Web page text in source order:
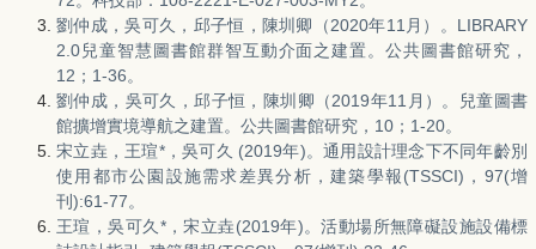
劉仲成，吳可久，邱子恒，陳圳卿（2020年11月）。LIBRARY
2.0兒童智慧圖書館群智互動介面之建置。公共圖書館研究，
12；1-36。
劉仲成，吳可久，邱子恒，陳圳卿（2019年11月）。兒童圖書
館擴增實境導航之建置。公共圖書館研究，10；1-20。
宋立垚，王瑄*，吳可久 (2019年)。通用設計理念下不同年齡別
使用都市公園設施需求差異分析，建築學報(TSSCI)，97(增
刊):61-77。
王瑄，吳可久*，宋立垚(2019年)。活動場所無障礙設施設備標